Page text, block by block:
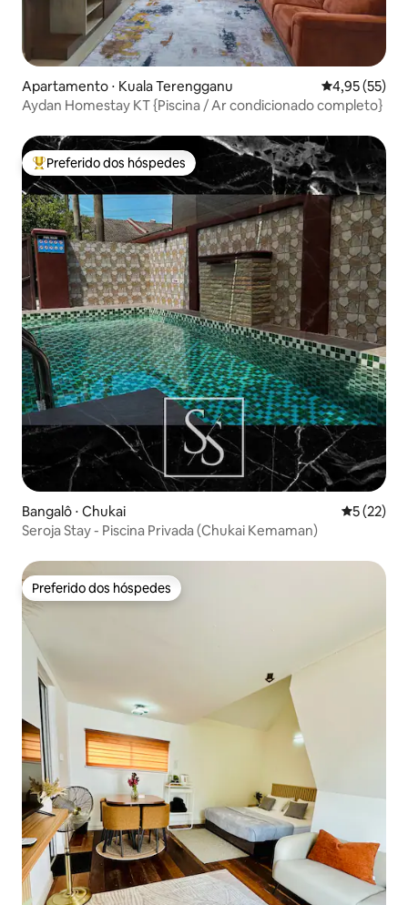
Apartamento ⋅ Kuala Terengganu 4,95 de uma
4,95 (55)
Aydan Homestay KT {Piscina / Ar condicionado completo}
Entre os melhores preferidos dos hóspedes
Preferido dos hóspedes
Bangalô ⋅ Chukai 5 de uma
5 (22)
Seroja Stay - Piscina Privada (Chukai Kemaman)
Preferido dos hóspedes
Preferido dos hóspedes